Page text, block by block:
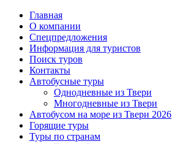
Главная
О компании
Спецпредложения
Информация для туристов
Поиск туров
Контакты
Автобусные туры
Однодневные из Твери
Многодневные из Твери
Автобусом на море из Твери 2026
Горящие туры
Туры по странам